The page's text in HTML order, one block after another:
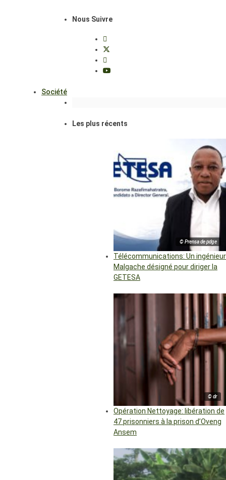
Nous Suivre
Société
Les plus récents
© Prensa de pdge
Télécommunications: Un ingénieur
Malgache désigné pour diriger la
GETESA
© dr
Opération Nettoyage: libération de
47 prisonniers à la prison d’Oveng
Ansem